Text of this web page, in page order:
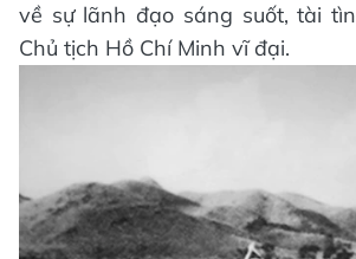
về sự lãnh đạo sáng suốt, tài
Chủ tịch Hồ Chí Minh vĩ đại.